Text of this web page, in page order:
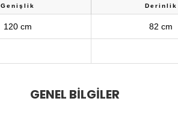
Genişlik Derinlik
120 cm 82 cm
GENEL BİLGİLER